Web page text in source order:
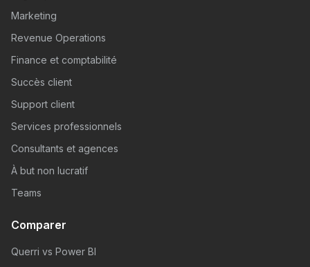
Marketing
Revenue Operations
Finance et comptabilité
Succès client
Support client
Services professionnels
Consultants et agences
À but non lucratif
Teams
Comparer
Querri vs Power BI